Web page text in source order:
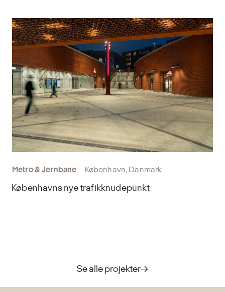
Metro & Jernbane København, Danmark
Københavns nye trafikknudepunkt
Se alle projekter